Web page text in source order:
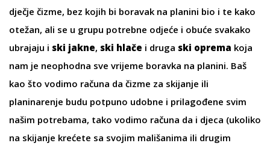
dječje čizme, bez kojih bi boravak na planini bio i te kako
otežan, ali se u grupu potrebne odjeće i obuće svakako
ubrajaju i ski jakne, ski hlače i druga ski oprema koja
nam je neophodna sve vrijeme boravka na planini. Baš
kao što vodimo računa da čizme za skijanje ili
planinarenje budu potpuno udobne i prilagođene svim
našim potrebama, tako vodimo računa da i djeca (ukoliko
na skijanje krećete sa svojim mališanima ili drugim